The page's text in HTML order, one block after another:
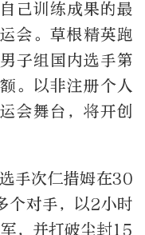
己训练成果的最
会。草根精英跑
子组国内选手第
。以非注册个人
会舞台，将开创
手次仁措姆在30
个对手，以2小时
，并打破尘封15